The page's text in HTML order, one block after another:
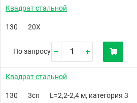
Квадрат стальной
130 20Х
По запросу
Квадрат стальной
130 3сп L=2,2-2,4 м, категория 3